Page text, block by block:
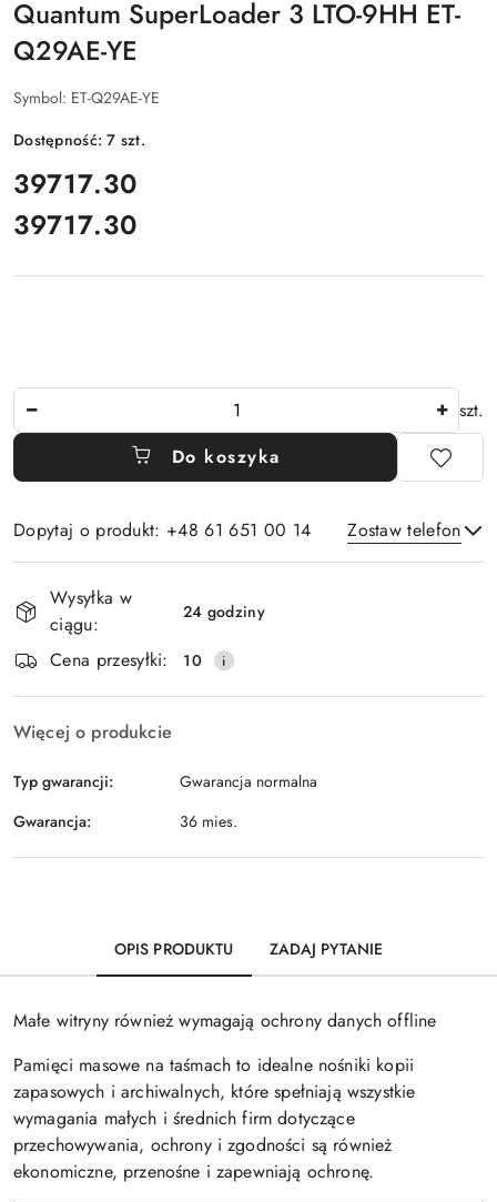
Quantum SuperLoader 3 LTO-9HH ET-
Q29AE-YE
Symbol: ET-Q29AE-YE
Dostępność:7 szt.
cena:
39717.30
Cena:
39717.30
szt.
Do koszyka
Dopytaj o produkt: +48 61 651 00 14 Zostaw telefon
i
dostawa
Wysyłka w
ciągu:
24 godziny
Cena przesyłki: 10
Więcej o produkcie
Typ gwarancji:
Gwarancja normalna
Gwarancja:
36 mies.
OPIS PRODUKTU ZADAJ PYTANIE
Małe witryny również wymagają ochrony danych offline
Pamięci masowe na taśmach to idealne nośniki kopii
zapasowych i archiwalnych, które spełniają wszystkie
wymagania małych i średnich firm dotyczące
przechowywania, ochrony i zgodności są również
ekonomiczne, przenośne i zapewniają ochronę.